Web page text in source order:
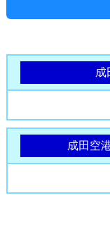
成田空